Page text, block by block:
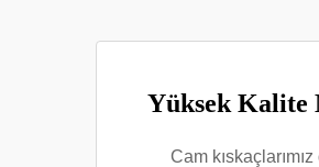
Yüksek Kalite
Cam kıskaçlarımız